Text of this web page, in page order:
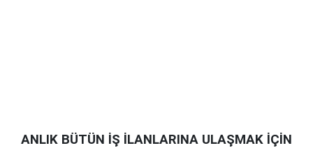
ANLIK BÜTÜN İŞ İLANLARINA ULAŞMAK İÇİN